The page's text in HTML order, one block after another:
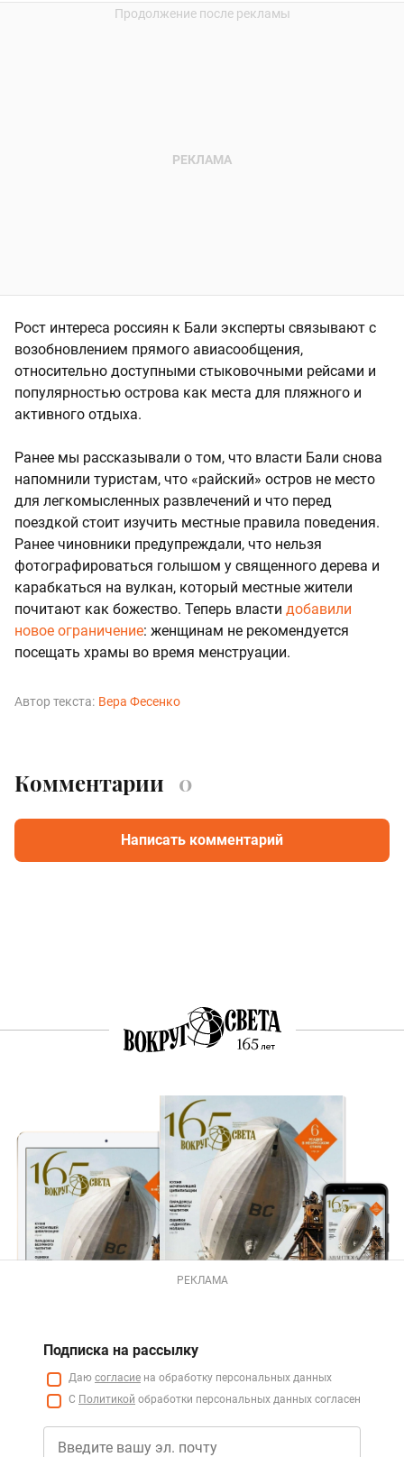
Рост интереса россиян к Бали эксперты связывают с
возобновлением прямого авиасообщения,
относительно доступными стыковочными рейсами и
популярностью острова как места для пляжного и
активного отдыха.
Ранее мы рассказывали о том, что власти Бали снова
напомнили туристам, что «райский» остров не место
для легкомысленных развлечений и что перед
поездкой стоит изучить местные правила поведения.
Ранее чиновники предупреждали, что нельзя
фотографироваться голышом у священного дерева и
карабкаться на вулкан, который местные жители
почитают как божество. Теперь власти добавили
новое ограничение: женщинам не рекомендуется
посещать храмы во время менструации.
Автор текста: Вера Фесенко
Комментарии 0
Написать комментарий
РЕКЛАМА
Подписка на рассылку
Даю согласие на обработку персональных данных
С Политикой обработки персональных данных согласен